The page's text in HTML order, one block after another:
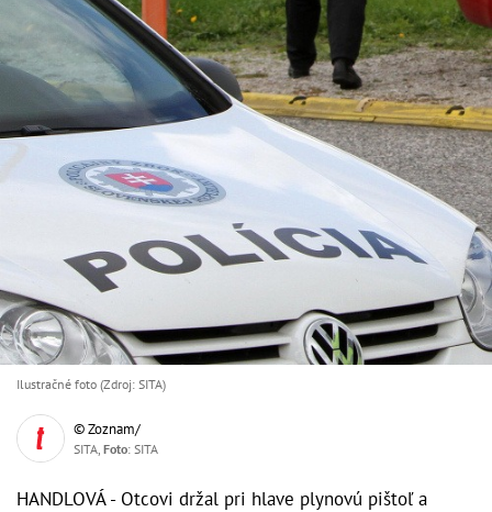
Ilustračné foto (Zdroj: SITA)
© Zoznam/
SITA, Foto: SITA
HANDLOVÁ - Otcovi držal pri hlave plynovú pištoľ a